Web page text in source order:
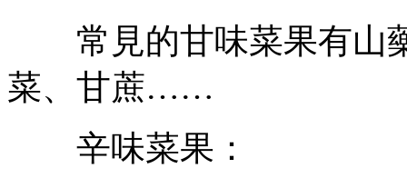
常見的甘味菜果有山
菜、甘蔗……
辛味菜果：